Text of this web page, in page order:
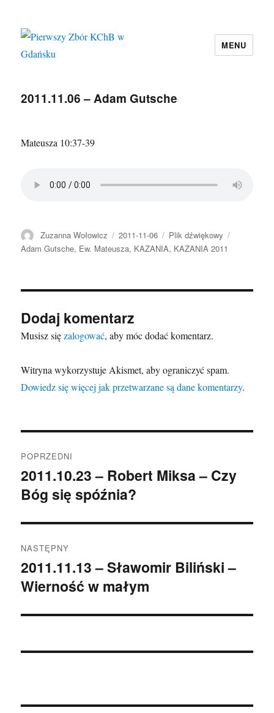
MENU
2011.11.06 – Adam Gutsche
Mateusza 10:37-39
Autor
Zuzanna Wołowicz
Data
publikacji
2011-11-06 Format
Plik dźwiękowy
Adam Gutsche, Ew. Mateusza, KAZANIA, KAZANIA 2011
Dodaj komentarz
Musisz sięzalogować, aby móc dodać komentarz.
Witryna wykorzystuje Akismet, aby ograniczyć spam.
Dowiedz się więcej jak przetwarzane są dane komentarzy.
wpisu
POPRZEDNI
Poprzedni
wpis:
2011.10.23 – Robert Miksa – Czy
Bóg się spóźnia?
NASTĘPNY
Następny
wpis:
2011.11.13 – Sławomir Biliński –
Wierność w małym